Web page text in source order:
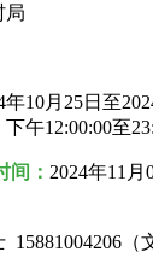
局
年10月25日至
下午12:00:00至
间： 2024年11月
15881004206（